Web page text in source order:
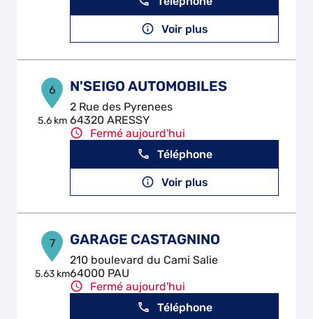
Voir plus
6
5.6 km
N'SEIGO AUTOMOBILES
2 Rue des Pyrenees
64320 ARESSY
Fermé aujourd'hui
Téléphone
Voir plus
7
5.63 km
GARAGE CASTAGNINO
210 boulevard du Cami Salie
64000 PAU
Fermé aujourd'hui
Téléphone